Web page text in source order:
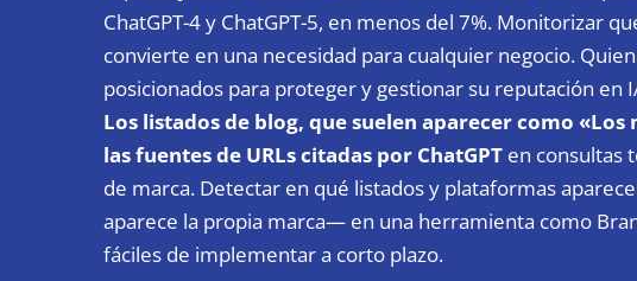
ChatGPT-4 y ChatGPT-5, en menos del 7%. Monitorizar
convierte en una necesidad para cualquier negocio.
posicionados para proteger y gestionar su reputación en
Los listados de blog, que suelen aparecer como
las fuentes de URLs citadas por ChatGPT en consultas
de marca. Detectar en qué listados y plataformas
aparece la propia marca— en una herramienta como
fáciles de implementar a corto plazo.